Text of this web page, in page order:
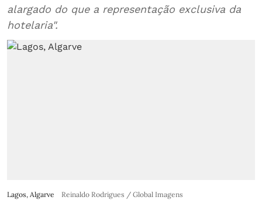
alargado do que a representação exclusiva da
hotelaria".
Lagos, Algarve Reinaldo Rodrigues / Global Imagens